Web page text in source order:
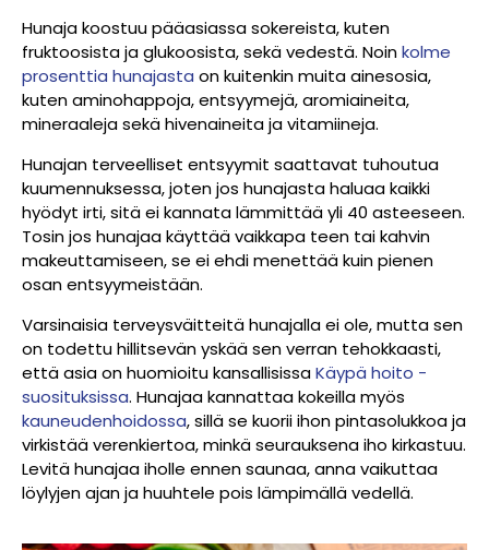
Hunaja koostuu pääasiassa sokereista, kuten
fruktoosista ja glukoosista, sekä vedestä. Noinkolme
prosenttia hunajasta on kuitenkin muita ainesosia,
kuten aminohappoja, entsyymejä, aromiaineita,
mineraaleja sekä hivenaineita ja vitamiineja.
Hunajan terveelliset entsyymit saattavat tuhoutua
kuumennuksessa, joten jos hunajasta haluaa kaikki
hyödyt irti, sitä ei kannata lämmittää yli 40 asteeseen.
Tosin jos hunajaa käyttää vaikkapa teen tai kahvin
makeuttamiseen, se ei ehdi menettää kuin pienen
osan entsyymeistään.
Varsinaisia terveysväitteitä hunajalla ei ole, mutta sen
on todettu hillitsevän yskää sen verran tehokkaasti,
että asia on huomioitu kansallisissaKäypä hoito -
suosituksissa. Hunajaa kannattaa kokeilla myös
kauneudenhoidossa, sillä se kuorii ihon pintasolukkoa ja
virkistää verenkiertoa, minkä seurauksena iho kirkastuu.
Levitä hunajaa iholle ennen saunaa, anna vaikuttaa
löylyjen ajan ja huuhtele pois lämpimällä vedellä.